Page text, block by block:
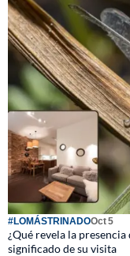
#LOMÁSTRINADOOct 5
¿Qué revela la presencia
significado de su visita